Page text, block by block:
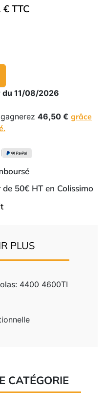
TTC
du 11/08/2026
46,50 € grâce
50€ HT en Colissimo
PLUS
4400 4600TI
CATÉGORIE